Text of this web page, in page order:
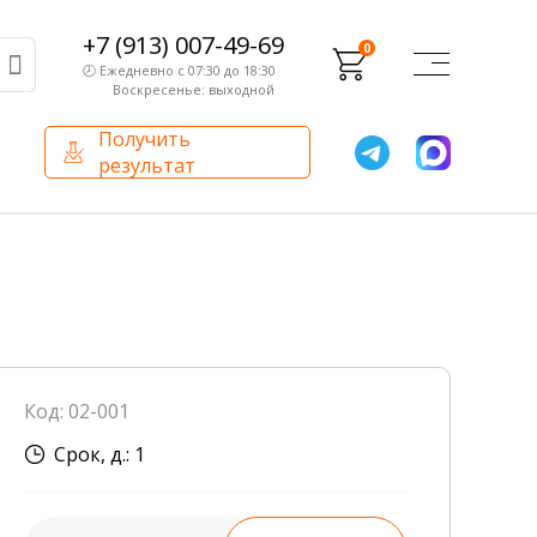
+7 (913) 007-49-69
🕗 Ежедневно с 07:30 до 18:30
Воскресенье: выходной
0
Получить
результат
Внутренний аудит
Сотрудники лаборатории
Код: 02-001
Срок, д.: 1